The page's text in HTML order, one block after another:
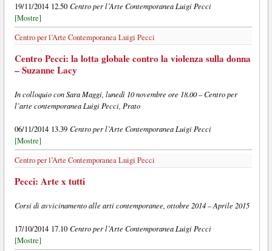
19/11/2014 12.50 Centro per l’Arte Contemporanea Luigi Pecci
[Mostre]
Centro per l’Arte Contemporanea Luigi Pecci
Centro Pecci: la lotta globale contro la violenza sulla donna
– Suzanne Lacy
In colloquio con Sara Maggi, lunedì 10 novembre ore 18.00 – Centro per
l’arte contemporanea Luigi Pecci, Prato
06/11/2014 13.39 Centro per l’Arte Contemporanea Luigi Pecci
[Mostre]
Centro per l’Arte Contemporanea Luigi Pecci
Pecci: Arte x tutti
Corsi di avvicinamento alle arti contemporanee, ottobre 2014 – Aprile 2015
17/10/2014 17.10 Centro per l’Arte Contemporanea Luigi Pecci
[Mostre]